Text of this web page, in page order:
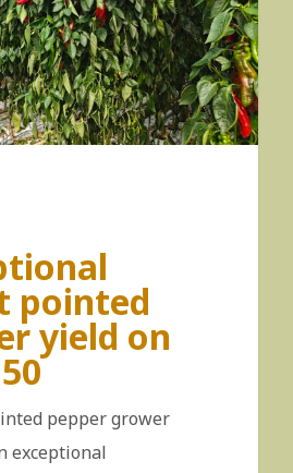
pointed
yield on
pepper grower
exceptional